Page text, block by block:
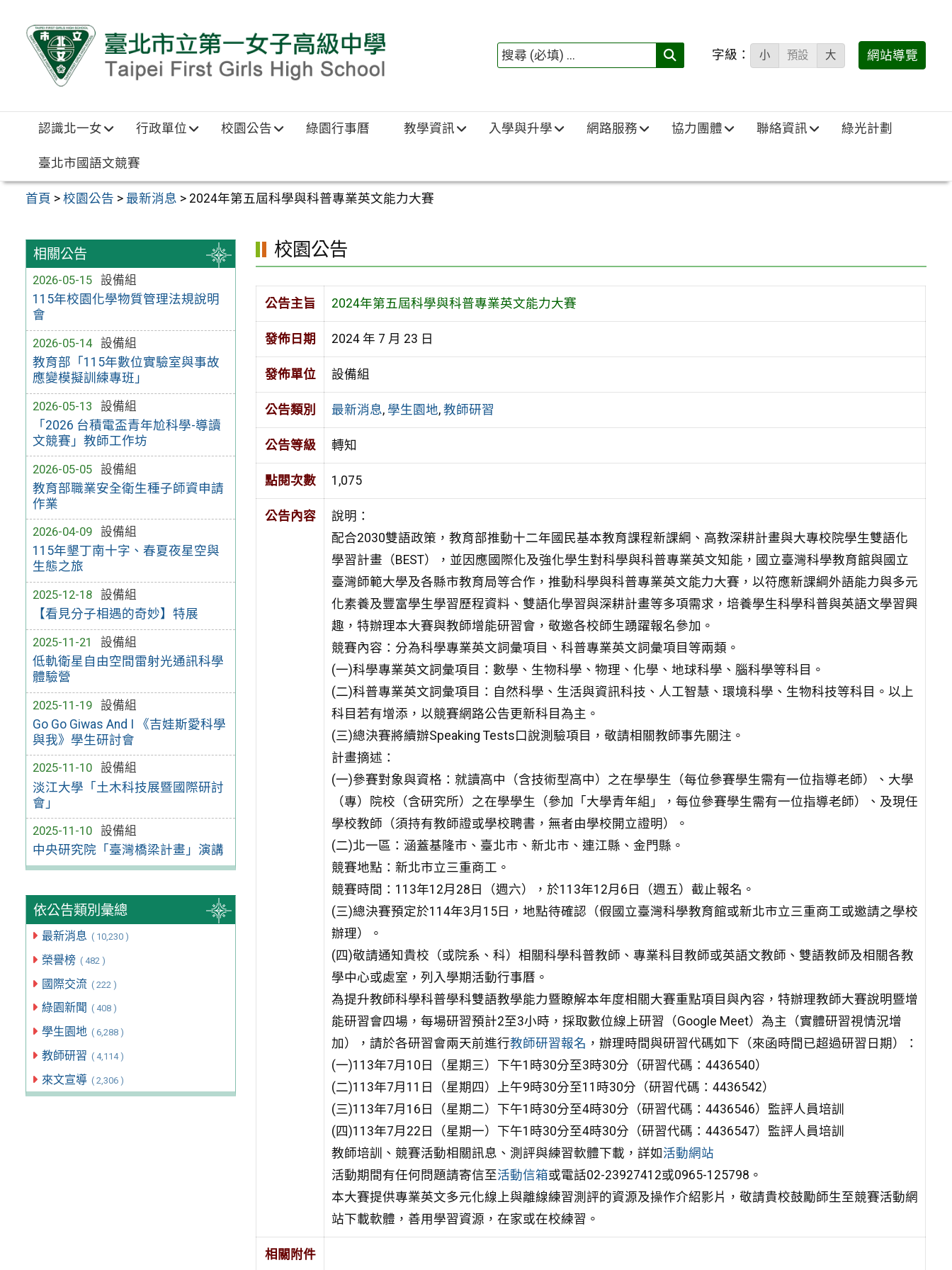
搜
填)：
字級： 小 預設 大 網站導覽
認識北一女 行政單位 校園公告 綠園行事曆 教學資訊 入學與升學 網路服務 協力團體 聯絡資訊 綠光計劃
臺北市國語文競賽
首頁 >校園公告 > 最新消息 > 2024年第五屆科學與科普專業英文能力大賽
相關公告
2026-05-15
設備組
115年校園化學物質管理法規說明
會
2026-05-14
設備組
教育部「115年數位實驗室與事故
應變模擬訓練專班」
2026-05-13
設備組
「2026 台積電盃青年尬科學-導讀
文競賽」教師工作坊
2026-05-05
設備組
教育部職業安全衛生種子師資申請
作業
2026-04-09
設備組
115年墾丁南十字、春夏夜星空與
生態之旅
2025-12-18
設備組
【看見分子相遇的奇妙】特展
2025-11-21
設備組
低軌衛星自由空間雷射光通訊科學
體驗營
2025-11-19
設備組
Go Go Giwas And I 《吉娃斯愛科學
與我》學生研討會
2025-11-10
設備組
淡江大學「土木科技展暨國際研討
會」
2025-11-10
設備組
中央研究院「臺灣橋梁計畫」演講
依公告類別彙總
最新消息 ( 10,230 )
榮譽榜 ( 482 )
國際交流 ( 222 )
綠園新聞 ( 408 )
學生園地 ( 6,288 )
教師研習 ( 4,114 )
來文宣導 ( 2,306 )
校園公告
公告主旨 2024年第五屆科學與科普專業英文能力大賽
發佈日期 2024 年 7 月 23 日
發佈單位 設備組
公告類別 最新消息, 學生園地, 教師研習
公告等級 轉知
點閱次數 1,075
公告內容
說明：
配合2030雙語政策，教育部推動十二年國民基本教育課程新課綱、高教深耕計畫與大專校院學生雙語化
學習計畫（BEST），並因應國際化及強化學生對科學與科普專業英文知能，國立臺灣科學教育館與國立
臺灣師範大學及各縣市教育局等合作，推動科學與科普專業英文能力大賽，以符應新課綱外語能力與多元
化素養及豐富學生學習歷程資料、雙語化學習與深耕計畫等多項需求，培養學生科學科普與英語文學習興
趣，特辦理本大賽與教師增能研習會，敬邀各校師生踴躍報名參加。
競賽內容：分為科學專業英文詞彙項目、科普專業英文詞彙項目等兩類。
(一)科學專業英文詞彙項目：數學、生物科學、物理、化學、地球科學、腦科學等科目。
(二)科普專業英文詞彙項目：自然科學、生活與資訊科技、人工智慧、環境科學、生物科技等科目。以上
科目若有增添，以競賽網路公告更新科目為主。
(三)總決賽將續辦Speaking Tests口說測驗項目，敬請相關教師事先關注。
計畫摘述：
(一)參賽對象與資格：就讀高中（含技術型高中）之在學學生（每位參賽學生需有一位指導老師）、大學
（專）院校（含研究所）之在學學生（參加「大學青年組」，每位參賽學生需有一位指導老師）、及現任
學校教師（須持有教師證或學校聘書，無者由學校開立證明）。
(二)北一區：涵蓋基隆市、臺北市、新北市、連江縣、金門縣。
競賽地點：新北市立三重商工。
競賽時間：113年12月28日（週六），於113年12月6日（週五）截止報名。
(三)總決賽預定於114年3月15日，地點待確認（假國立臺灣科學教育館或新北市立三重商工或邀請之學校
辦理）。
(四)敬請通知貴校（或院系、科）相關科學科普教師、專業科目教師或英語文教師、雙語教師及相關各教
學中心或處室，列入學期活動行事曆。
為提升教師科學科普學科雙語教學能力暨瞭解本年度相關大賽重點項目與內容，特辦理教師大賽說明暨增
能研習會四場，每場研習預計2至3小時，採取數位線上研習（Google Meet）為主（實體研習視情況增
加），請於各研習會兩天前進行教師研習報名 ，辦理時間與研習代碼如下（來函時間已超過研習日期）：
(一)113年7月10日（星期三）下午1時30分至3時30分（研習代碼：4436540）
(二)113年7月11日（星期四）上午9時30分至11時30分（研習代碼：4436542）
(三)113年7月16日（星期二）下午1時30分至4時30分（研習代碼：4436546）監評人員培訓
(四)113年7月22日（星期一）下午1時30分至4時30分（研習代碼：4436547）監評人員培訓
教師培訓、競賽活動相關訊息、測評與練習軟體下載，詳如活動網站
活動期間有任何問題請寄信至活動信箱或電話02-23927412或0965-125798。
本大賽提供專業英文多元化線上與離線練習測評的資源及操作介紹影片，敬請貴校鼓勵師生至競賽活動網
站下載軟體，善用學習資源，在家或在校練習。
相關附件